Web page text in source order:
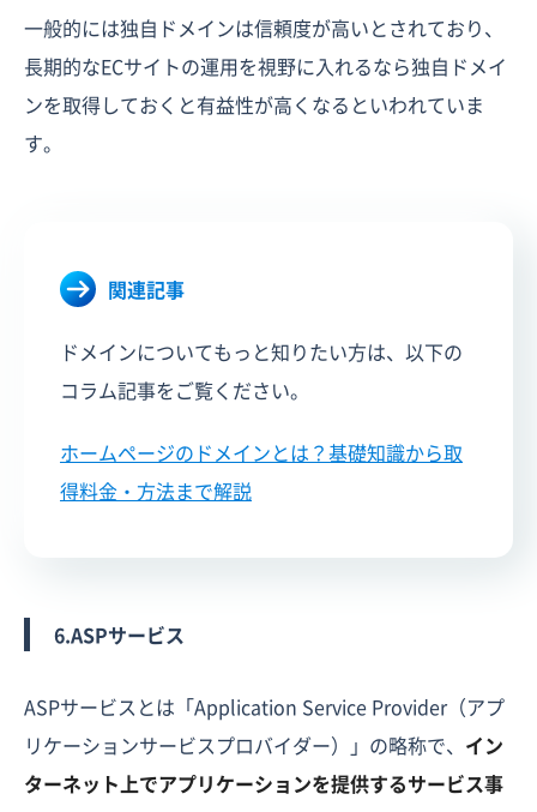
一般的には独自ドメインは信頼度が高いとされており、
長期的なECサイトの運用を視野に入れるなら独自ドメイ
ンを取得しておくと有益性が高くなるといわれていま
す。
関連記事
ドメインについてもっと知りたい方は、以下の
コラム記事をご覧ください。
ホームページのドメインとは？基礎知識から取
得料金・方法まで解説
6.ASPサービス
ASPサービスとは「Application Service Provider（アプ
リケーションサービスプロバイダー）」の略称で、 イン
ターネット上でアプリケーションを提供するサービス事